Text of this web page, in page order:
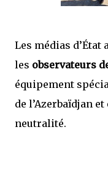
Les médias
les observateurs
équipement
de l’Azerbaïdjan
neutralité.